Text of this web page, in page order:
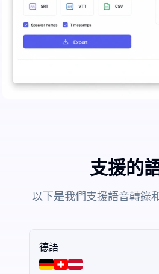
支援的
以下是我們支援語音轉錄
德語